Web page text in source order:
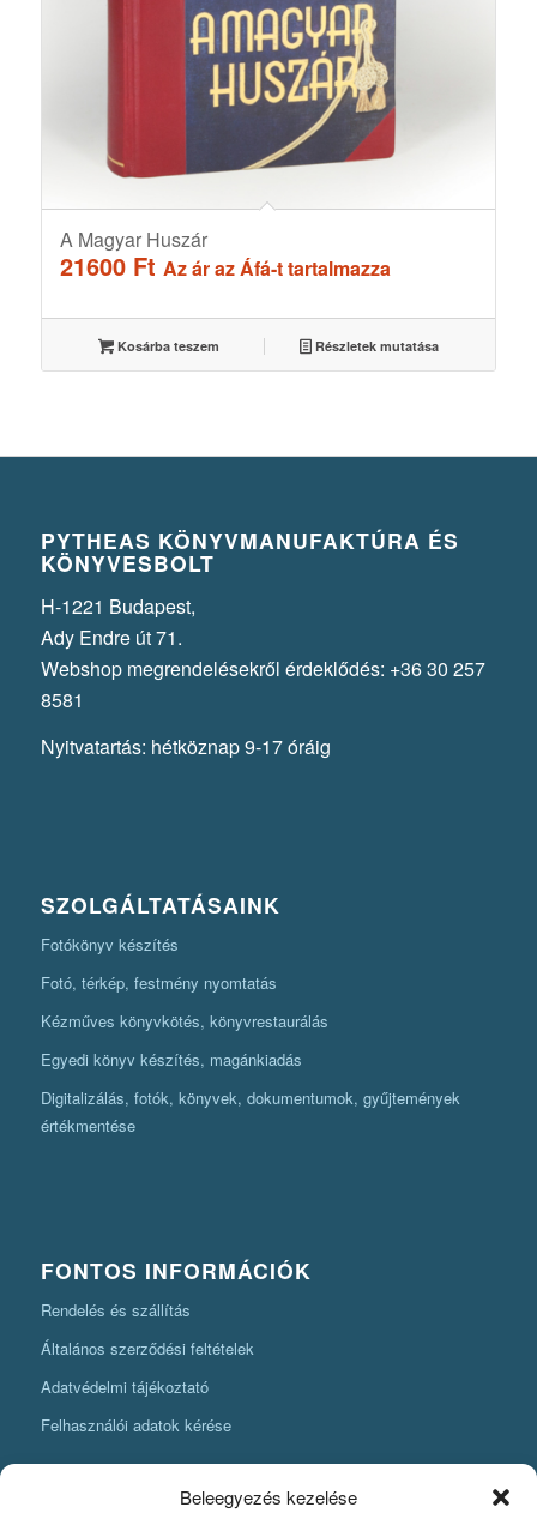
Beleegyezés kezelése
A Magyar Huszár
21600 Ft Az ár az Áfá-t tartalmazza
Kosárba teszem Részletek mutatása
PYTHEAS KÖNYVMANUFAKTÚRA ÉS
KÖNYVESBOLT
H-1221 Budapest,
Ady Endre út 71.
Webshop megrendelésekről érdeklődés: +36 30 257
8581
Nyitvatartás: hétköznap 9-17 óráig
SZOLGÁLTATÁSAINK
Fotókönyv készítés
Fotó, térkép, festmény nyomtatás
Kézműves könyvkötés, könyvrestaurálás
Egyedi könyv készítés, magánkiadás
Digitalizálás, fotók, könyvek, dokumentumok, gyűjtemények
értékmentése
FONTOS INFORMÁCIÓK
Rendelés és szállítás
Általános szerződési feltételek
Adatvédelmi tájékoztató
Felhasználói adatok kérése